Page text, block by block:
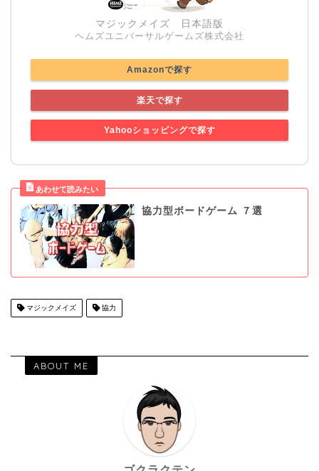
マジックメイズ 日本語版
ヘムズユニバーサルゲームズ株式会社
Amazonで探す
楽天で探す
Yahooショッピングで探す
協力型ボードゲーム ７選
マジックメイズ 協力
ABOUT ME